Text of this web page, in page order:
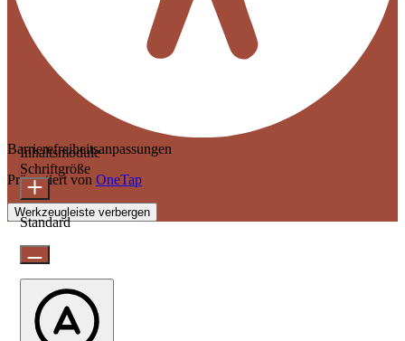
Barrierefreiheitsanpassungen
Präsentiert von OneTap
Werkzeugleiste verbergen
Inhaltsmodule
Schriftgröße
Standard